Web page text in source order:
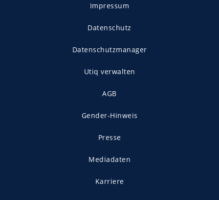
Impressum
Datenschutz
Datenschutzmanager
Utiq verwalten
AGB
Gender-Hinweis
Presse
Mediadaten
Karriere